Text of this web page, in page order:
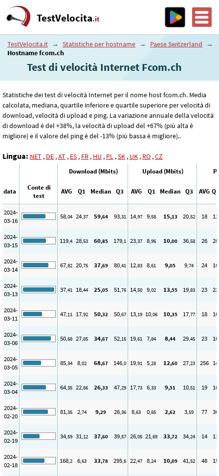
TestVelocita.it
TestVelocita.it → Statistiche per hostname → Paese Switzerland
→
Hostname fcom.ch
Test di velocità Internet Fcom.ch
Statistiche dei test di velocità Internet per il nome host fcom.ch. Media
calcolata, mediana, quartile inferiore e quartile superiore per velocità di
download, velocità di upload e ping. La variazione annuale della velocità
di download è del +38%, la velocità di upload del +67% (più alta è
migliore) e il valore del ping è del -13% (più bassa è migliore)..
Lingua: NET , DE ,AT , ES , FR , HU , PL ,SK , UK , RO ,CZ
Download (Mbits) Upload (Mbits)
data
Conte di
test
AVG Q1 Median Q3 AVG Q1 Median Q3 AVG Q1
2024-
03-16
58,04 24,37 59,64 93,31 14,97 9,58 15,13 20,52 18 12
2024-
03-15
119,4 28,53 60,85 179,1 23,37 8,96 10,00 36,58 26 20
2024-
03-14
67,82 20,75 37,69 80,41 12,83 8,61 9,05 9,74 24 16
2024-
03-13
37,41 18,44 25,05 51,76 14,50 9,02 13,55 19,83 23 22
2024-
03-11
47,11 17,92 50,32 50,67 13,19 10,06 10,35 17,77 18 16
2024-
03-06
50,68 27,85 34,67 52,15 19,61 7,84 8,44 29,45 23 16
2024-
03-05
85,34 8,02 68,67 146,0 19,91 5,28 12,60 27,23 256 14
2024-
03-04
64,35 22,66 26,33 47,29 17,73 6,33 9,51 10,51 19 16
2024-
02-20
81,35 2,74 9,29 26,36 8,63 0,85 2,62 3,59 77 36
2024-
02-19
34,59 31,12 37,60 39,57 26,05 21,69 33,72 34,24 14 13
2024-
02-18
168,2 6,63 33,78 295,6 22,47 8,24 10,09 41,52 48 15